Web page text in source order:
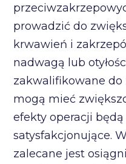
prowadzić do
krwawień i
nadwagą lub
zakwalifikowane do
mogą mieć
efekty operacji
satysfakcjonujące.
zalecane jest